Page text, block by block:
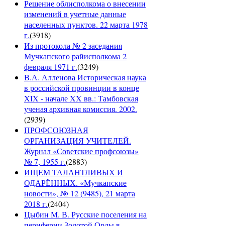
Решение облисполкома о внесении
изменений в учетные данные
населенных пунктов. 22 марта 1978
г.(3918)
Из протокола № 2 заседания
Мучкапского райисполкома 2
февраля 1971 г.(3249)
В.А. Алленова Историческая наука
в российской провинции в конце
XIX - начале XX вв.: Тамбовская
ученая архивная комиссия. 2002.
(2939)
ПРОФСОЮЗНАЯ
ОРГАНИЗАЦИЯ УЧИТЕЛЕЙ.
Журнал «Советские профсоюзы»
№ 7, 1955 г.(2883)
ИЩЕМ ТАЛАНТЛИВЫХ И
ОДАРЁННЫХ. «Мучкапские
новости», № 12 (9485), 21 марта
2018 г.(2404)
Цыбин М. В. Русские поселения на